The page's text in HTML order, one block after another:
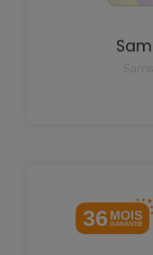
36 MOIS
GARANTIE